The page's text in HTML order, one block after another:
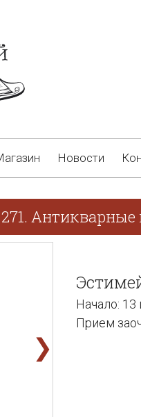
Новости
Антикварные
❯
Начало: 13
Прием